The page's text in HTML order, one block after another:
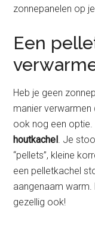
zonnepanelen op
Een
Heb je geen
manier verwarmen
ook nog een optie.
houtkachel . Je
“pellets”, kleine
een pelletkachel
aangenaam warm.
gezellig ook!